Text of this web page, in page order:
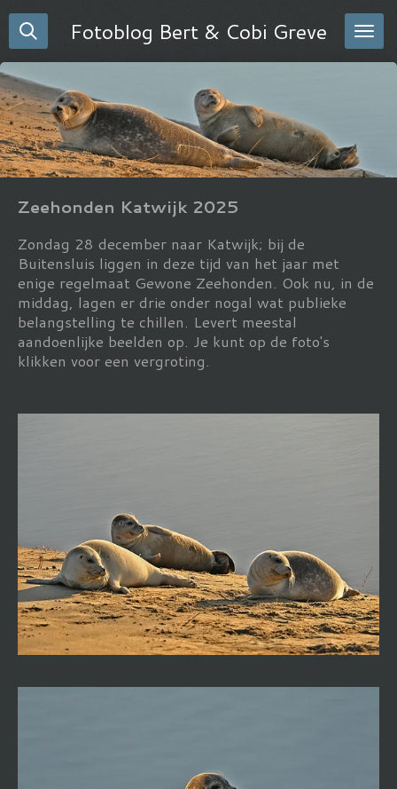
Ga
direct
de
hoofdinhoud
Fotoblog Bert & Cobi Greve
Zeehonden Katwijk 2025
Zondag 28 december naar Katwijk; bij de
Buitensluis liggen in deze tijd van het jaar met
enige regelmaat Gewone Zeehonden. Ook nu, in de
middag, lagen er drie onder nogal wat publieke
belangstelling te chillen. Levert meestal
aandoenlijke beelden op. Je kunt op de foto's
klikken voor een vergroting.